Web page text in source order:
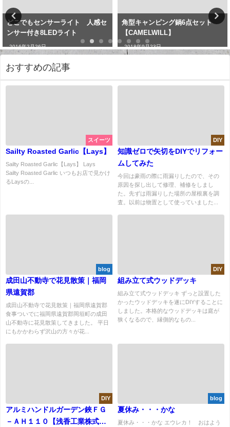
どこでもセンサーライト 人感セ
ンサー付き8LEDライト
2016年2月26日
角型キャンピング鍋6点セット
【CAMELWILL】
2018年9月23日
おすすめの記事
スイーツ
Sailty Roasted Garlic【Lays】
Sailty Roasted Garlic【Lays】 Lays
Sailty Roasted Garlic いつもお店で見かけ
るLaysの...
DIY
知識ゼロで矢切をDIYでリフォー
ムしてみた
今回は豪雨の際に雨漏りしたので、その
原因を探し出して修理、補修をしまし
た。先ずは雨漏りした場所の屋根裏を調
査。以前は物置として使っていました...
blog
成田山不動寺で花見散策｜福岡
県遠賀郡
成田山不動寺で花見散策｜福岡県遠賀郡
食事ついでに福岡県遠賀郡岡垣町の成田
山不動寺に花見散策してきました。 平日
にもかかわらず沢山の方々が花...
DIY
組み立て式ウッドデッキ
組み立て式ウッドデッキ ずっと設置した
かったウッドデッキを遂にDIYすることに
しました。本格的なウッドデッキは庭が
狭くなるので、縁側的なもの...
DIY
アルミハンドルガーデン鋏ＦＧ
－ＡＨ１１０【浅香工業株式会
blog
夏休み・・・かな
夏休み・・・かな エウレカ！ おはよう